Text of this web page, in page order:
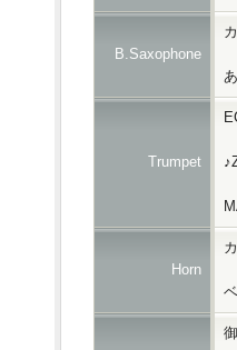
B.Saxophone
Trumpet
Horn